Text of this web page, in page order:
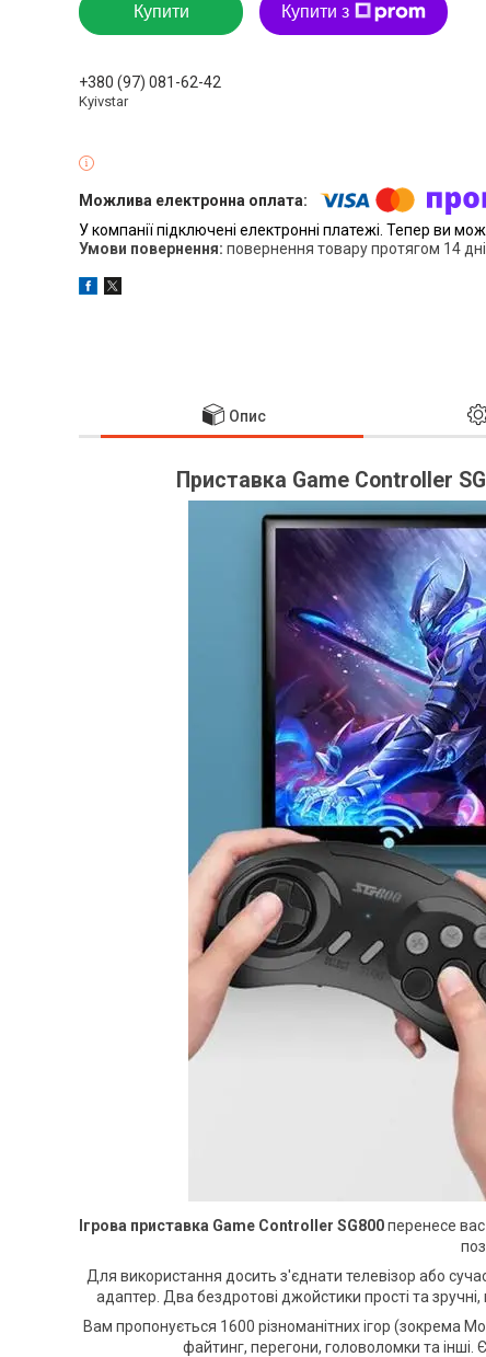
Купити Купити з
+380 (97) 081-62-42
Kyivstar
У компанії підключені електронні платежі. Тепер ви
повернення товару протягом 14
Опис
Приставка Game Controller
Ігрова приставка Game Controller SG800перенесе
Для використання досить з'єднати телевізор або
адаптер. Два бездротові джойстики прості та
Вам пропонується 1600 різноманітних ігор (зокрема
файтинг, перегони, головоломки та інші.